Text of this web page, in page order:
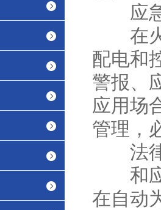
应急
在火
配电和
警报、
应用场
管理，
法律
和应
在自动